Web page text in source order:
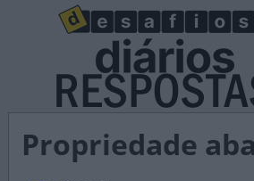
Propriedade